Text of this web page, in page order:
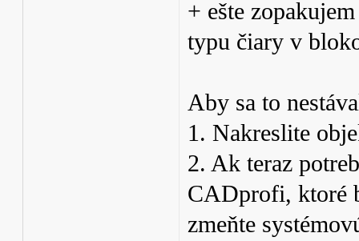
+ ešte
typu čiary v
Aby sa to
1. Nakreslite
2. Ak teraz
CADprofi, ktoré
zmeňte